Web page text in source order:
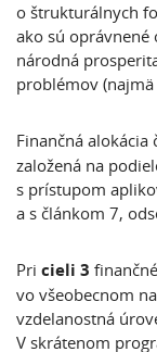
o štrukturálnych
ako sú oprávnené
národná
problémov
Finančná
založená na
s prístupom
a s článkom 7,
Pri cieli 3
vo všeobecnom
vzdelanostná
V skrátenom